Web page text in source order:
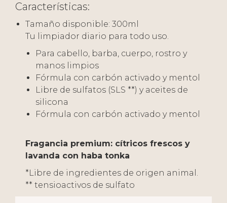
Características:
Tamaño disponible: 300ml
Tu limpiador diario para todo uso.
Para cabello, barba, cuerpo, rostro y
manos limpios
Fórmula con carbón activado y mentol
Libre de sulfatos (SLS **) y aceites de
silicona
Fórmula con carbón activado y mentol
Fragancia premium: cítricos frescos y
lavanda con haba tonka
*Libre de ingredientes de origen animal.
** tensioactivos de sulfato